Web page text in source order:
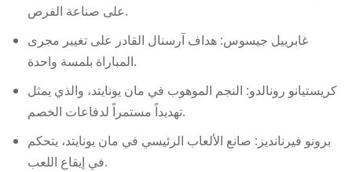
على صناعة الفرص.
غابرييل جيسوس: هداف آرسنال القادر على تغيير مجرى
المباراة بلمسة واحدة.
كريستيانو رونالدو: النجم الموهوب في مان يونايتد، والذي يمثل
تهديداً مستمراً لدفاعات الخصم.
برونو فيرنانديز: صانع الألعاب الرئيسي في مان يونايتد، يتحكم
في إيقاع اللعب.